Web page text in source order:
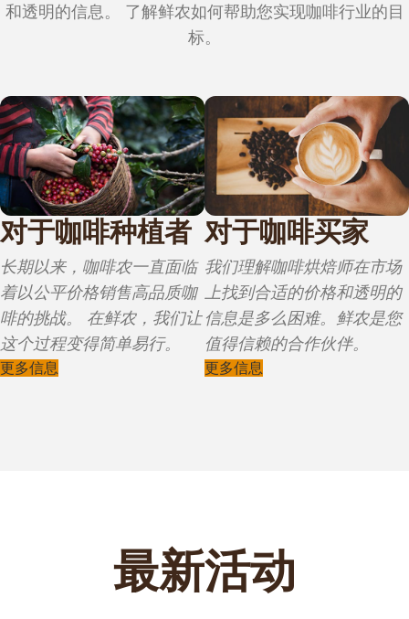
和透明的信息。 了解鲜农如何帮助您实现咖啡行业的目
标。
对于咖啡种植者
长期以来，咖啡农一直面临
着以公平价格销售高品质咖
啡的挑战。 在鲜农，我们让
这个过程变得简单易行。
更多信息
对于咖啡买家
我们理解咖啡烘焙师在市场
上找到合适的价格和透明的
信息是多么困难。鲜农是您
值得信赖的合作伙伴。
更多信息
最新活动
COFFEE
哥伦比亚:咖啡基因创